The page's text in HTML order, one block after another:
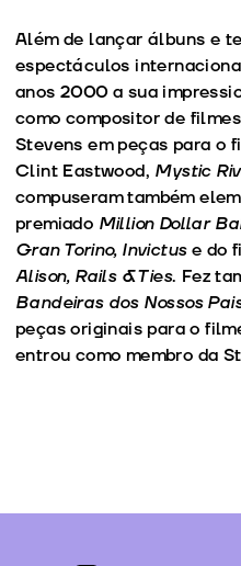
Além de lançar álbuns e
espectáculos
anos 2000 a sua
como compositor de
Stevens em peças para o
Clint Eastwood, Mystic
compuseram também
premiado Million Dollar
Gran Torino, Invictuse do
Alison, Rails & Ties. Fez
Bandeiras dos Nossos
peças originais para o
entrou como membro da